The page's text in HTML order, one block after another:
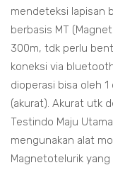
mendeteksi lapisan
berbasis MT
300m, tdk perlu
koneksi via
dioperasi bisa oleh
(akurat). Akurat utk
Testindo Maju
mengunakan alat
Magnetotelurik